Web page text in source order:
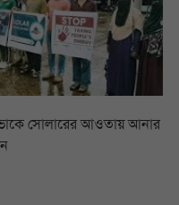
সোলারের আওতায় আনার